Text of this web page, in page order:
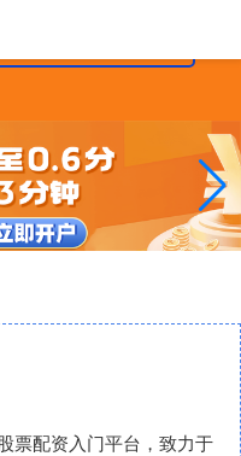
票配资入门平台，致力于